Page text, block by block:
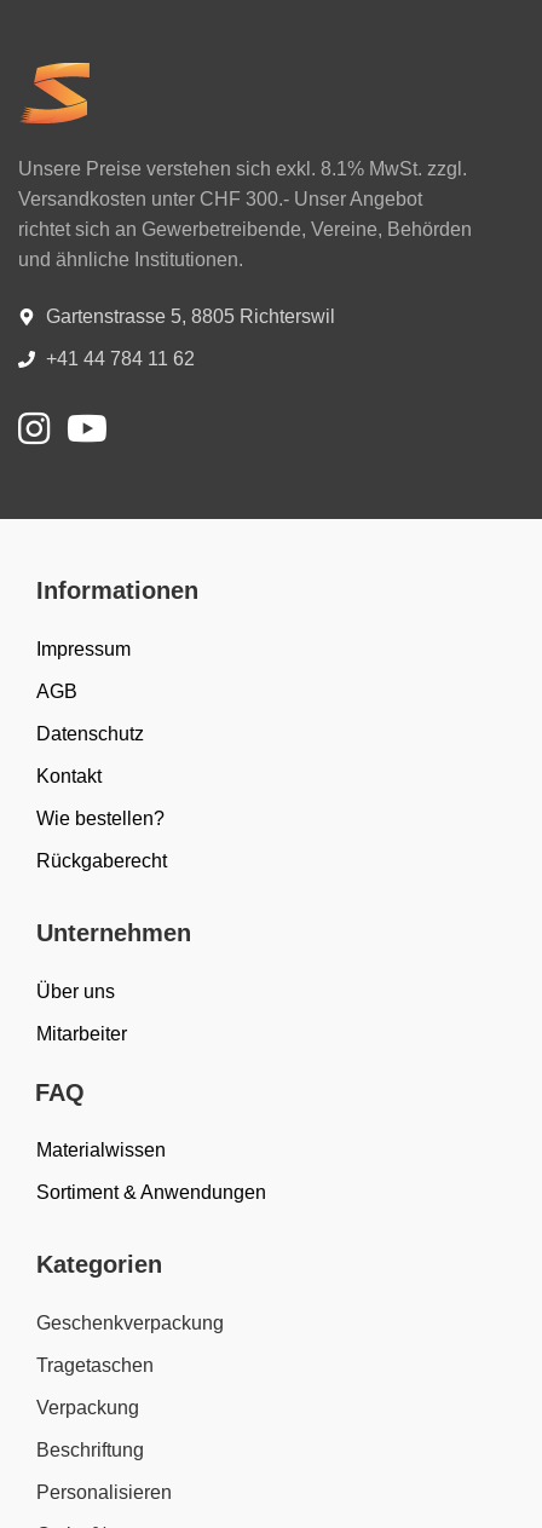
Unsere Preise verstehen sich exkl. 8.1% MwSt. zzgl.
Versandkosten unter CHF 300.- Unser Angebot
richtet sich an Gewerbetreibende, Vereine, Behörden
und ähnliche Institutionen.
Gartenstrasse 5, 8805 Richterswil
+41 44 784 11 62
Informationen
Impressum
AGB
Datenschutz
Kontakt
Wie bestellen?
Rückgaberecht
Unternehmen
Über uns
Mitarbeiter
FAQ
Materialwissen
Sortiment & Anwendungen
Kategorien
Geschenkverpackung
Tragetaschen
Verpackung
Beschriftung
Personalisieren